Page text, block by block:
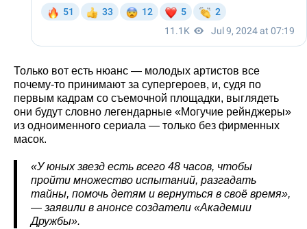
Только вот есть нюанс — молодых артистов все
почему-то принимают за супергероев, и, судя по
первым кадрам со съемочной площадки, выглядеть
они будут словно легендарные «Могучие рейнджеры»
из одноименного сериала — только без фирменных
масок.
«У юных звезд есть всего 48 часов, чтобы
пройти множество испытаний, разгадать
тайны, помочь детям и вернуться в своё время»,
— заявили в анонсе создатели «Академии
Дружбы».